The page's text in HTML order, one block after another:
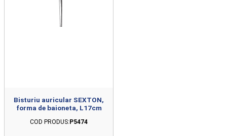
Bisturiu auricular SEXTON,
forma de baioneta, L17cm
COD PRODUS: P5474